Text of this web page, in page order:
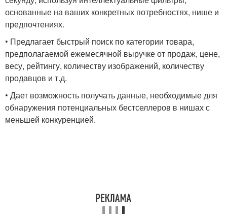
основанные на ваших конкретных потребностях, нише и
предпочтениях.
• Предлагает быстрый поиск по категории товара,
предполагаемой ежемесячной выручке от продаж, цене,
весу, рейтингу, количеству изображений, количеству
продавцов и т.д.
• Дает возможность получать данные, необходимые для
обнаружения потенциальных бестселлеров в нишах с
меньшей конкуренцией.